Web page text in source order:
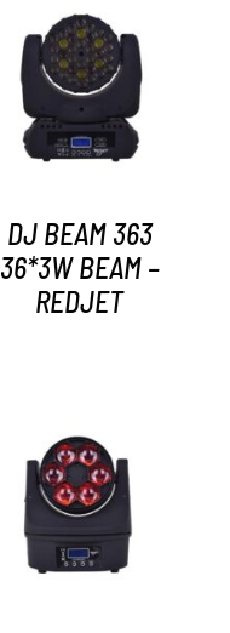
AYRINTILAR
DJ BEAM 363
36*3W BEAM –
REDJET
AYRINTILAR